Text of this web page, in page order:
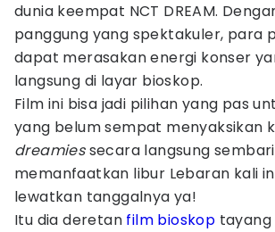
dunia keempat NCT DREAM.
panggung yang spektakuler, para
dapat merasakan energi konser
langsung di layar bioskop.
Film ini bisa jadi pilihan yang pas
yang belum sempat menyaksikan
dreamiessecara langsung sembari
memanfaatkan libur Lebaran kali
lewatkan tanggalnya ya!
Itu dia deretan film bioskop tayang